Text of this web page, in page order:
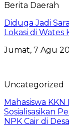
Berita Daerah
Diduga Jadi
Lokasi di
Jumat, 7 Agu
Uncategorized
Mahasiswa
Sosialisasikan
NPK Cair di